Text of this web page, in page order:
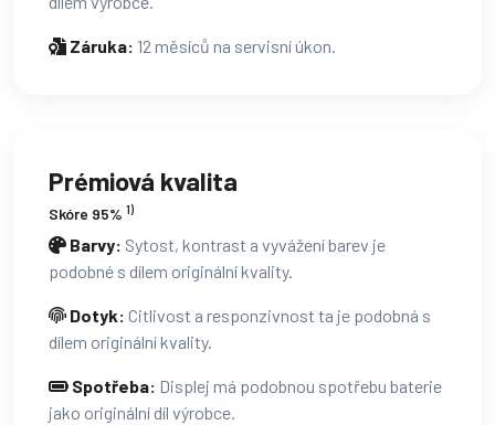
Záruka: 12 měsíců na servisní úkon.
Prémiová kvalita
Skóre 95% 1)
Barvy: Sytost, kontrast a vyvážení barev je
podobné s dílem originální kvality.
Dotyk: Citlivost a responzivnost ta je podobná s
dílem originální kvality.
Spotřeba: Displej má podobnou spotřebu baterie
jako originální díl výrobce.